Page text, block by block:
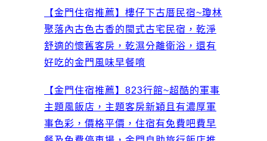
【金門住宿推薦】樓仔下古厝民宿~瓊林
聚落內古色古香的閩式古宅民宿，乾淨
舒適的懷舊客房，乾濕分離衛浴，還有
好吃的金門風味早餐唷
【金門住宿推薦】823行館~超酷的軍事
主題風飯店，主題客房新穎且有濃厚軍
事色彩，價格平價，住宿有免費吧費早